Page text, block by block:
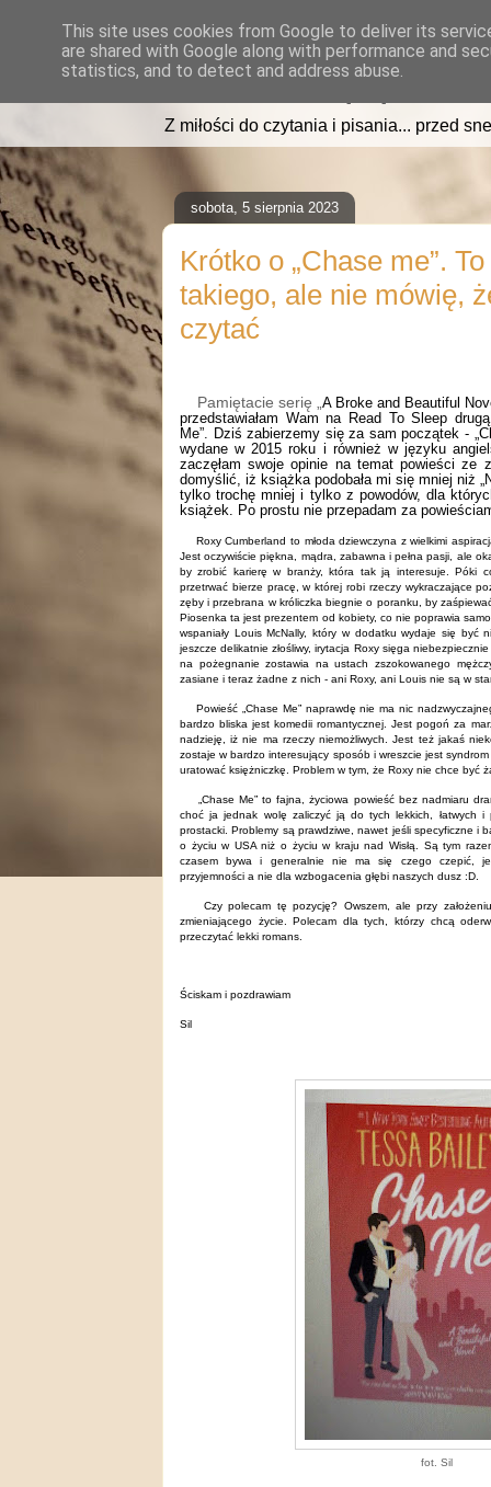
read2sleep.pl
Z miłości do czytania i pisania... przed
sobota, 5 sierpnia 2023
Krótko o „Chase me”.
takiego, ale nie mówię,
czytać
Pamiętacie serię „A Broke and Beautiful
przedstawiałam Wam na Read To Sleep
Me”. Dziś zabierzemy się za sam początek -
wydane w 2015 roku i również w języku
zaczęłam swoje opinie na temat powieści ze
domyślić, iż książka podobała mi się mniej niż
tylko trochę mniej i tylko z powodów, dla
książek. Po prostu nie przepadam za
Roxy Cumberland to młoda dziewczyna z wielkimi
Jest oczywiście piękna, mądra, zabawna i pełna pasji, ale
by zrobić karierę w branży, która tak ją interesuje. Póki
przetrwać bierze pracę, w której robi rzeczy wykraczające
zęby i przebrana w króliczka biegnie o poranku, by
Piosenka ta jest prezentem od kobiety, co nie poprawia
wspaniały Louis McNally, który w dodatku wydaje się być
jeszcze delikatnie złośliwy, irytacja Roxy sięga
na pożegnanie zostawia na ustach zszokowanego
zasiane i teraz żadne z nich - ani Roxy, ani Louis nie są w
Powieść „Chase Me” naprawdę nie ma nic
bardzo bliska jest komedii romantycznej. Jest pogoń za
nadzieję, iż nie ma rzeczy niemożliwych. Jest też jakaś
zostaje w bardzo interesujący sposób i wreszcie jest
uratować księżniczkę. Problem w tym, że Roxy nie chce być
„Chase Me” to fajna, życiowa powieść bez nadmiaru
choć ja jednak wolę zaliczyć ją do tych lekkich, łatwych i
prostacki. Problemy są prawdziwe, nawet jeśli specyficzne i
o życiu w USA niż o życiuw kraju nad Wisłą. Są tym
czasem bywai generalnie nie ma się czego czepić,
przyjemności a nie dla wzbogacenia głębi naszych dusz :D.
Czy polecam tę pozycję? Owszem, ale przy
zmieniającego życie. Polecam dla tych, którzy chcą
przeczytać lekki romans.
Ściskam i pozdrawiam
Sil
fot. Sil
This site uses cookies from Google to deliver its
are shared with Google along with performance and
statistics, and to detect and address abuse.